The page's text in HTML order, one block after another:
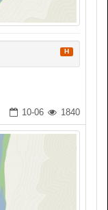
H
10-06 1840